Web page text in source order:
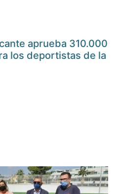
aprueba 310.000
los deportistas de la